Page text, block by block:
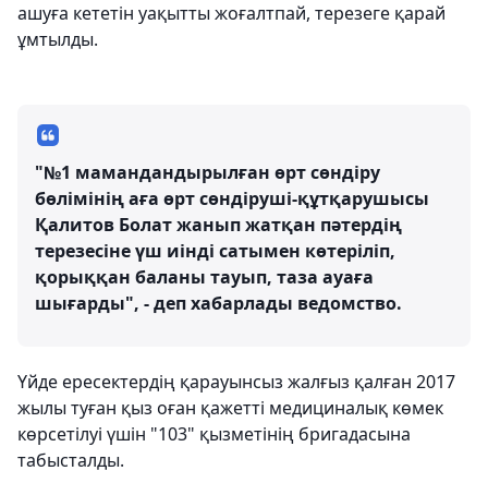
ашуға кететін уақытты жоғалтпай, терезеге қарай
ұмтылды.
"№1 мамандандырылған өрт сөндіру
бөлімінің аға өрт сөндіруші-құтқарушысы
Қалитов Болат жанып жатқан пәтердің
терезесіне үш иінді сатымен көтеріліп,
қорыққан баланы тауып, таза ауаға
шығарды", - деп хабарлады ведомство.
Үйде ересектердің қарауынсыз жалғыз қалған 2017
жылы туған қыз оған қажетті медициналық көмек
көрсетілуі үшін "103" қызметінің бригадасына
табысталды.